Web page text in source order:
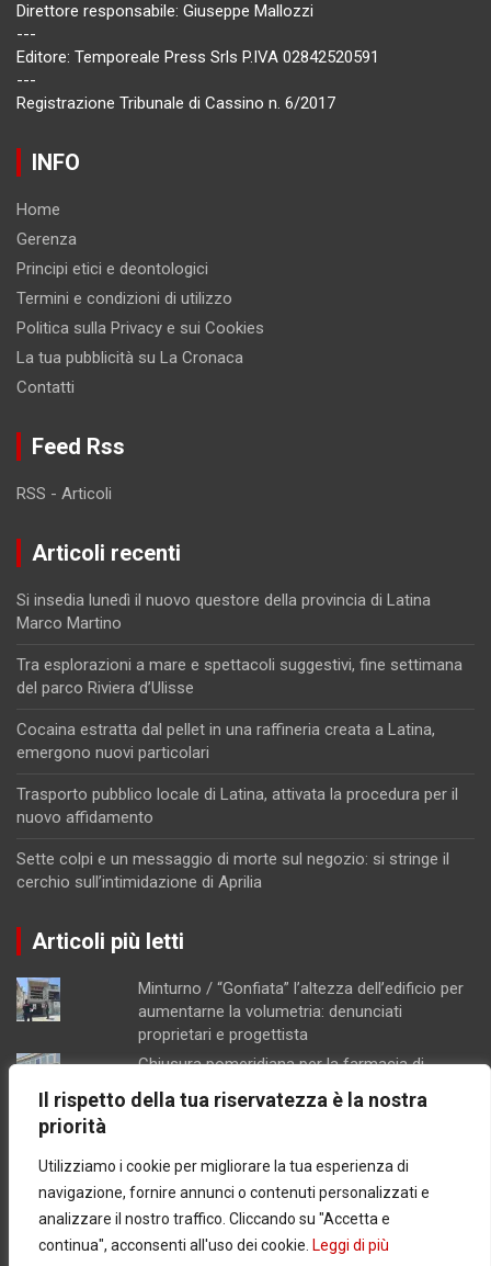
Il rispetto della tua riservatezza è la nostra
priorità
Utilizziamo i cookie per migliorare la tua esperienza di
navigazione, fornire annunci o contenuti personalizzati e
analizzare il nostro traffico. Cliccando su "Accetta e
continua", acconsenti all'uso dei cookie. Leggi di più
Direttore responsabile: Giuseppe Mallozzi
---
Editore: Temporeale Press Srls P.IVA 02842520591
---
Registrazione Tribunale di Cassino n. 6/2017
INFO
Home
Gerenza
Principi etici e deontologici
Termini e condizioni di utilizzo
Politica sulla Privacy e sui Cookies
La tua pubblicità su La Cronaca
Contatti
Feed Rss
RSS - Articoli
Articoli recenti
Si insedia lunedì il nuovo questore della provincia di Latina
Marco Martino
Tra esplorazioni a mare e spettacoli suggestivi, fine settimana
del parco Riviera d’Ulisse
Cocaina estratta dal pellet in una raffineria creata a Latina,
emergono nuovi particolari
Trasporto pubblico locale di Latina, attivata la procedura per il
nuovo affidamento
Sette colpi e un messaggio di morte sul negozio: si stringe il
cerchio sull’intimidazione di Aprilia
Articoli più letti
Minturno / “Gonfiata” l’altezza dell’edificio per
aumentarne la volumetria: denunciati
proprietari e progettista
Chiusura pomeridiana per la farmacia di
Formia, "manca il personale"
Concorsopoli all’Asl di Latina, licenziati
Rainone ed Esposito dopo la sentenza di
primo grado
Latina / Piano del fabbisogno del personale,